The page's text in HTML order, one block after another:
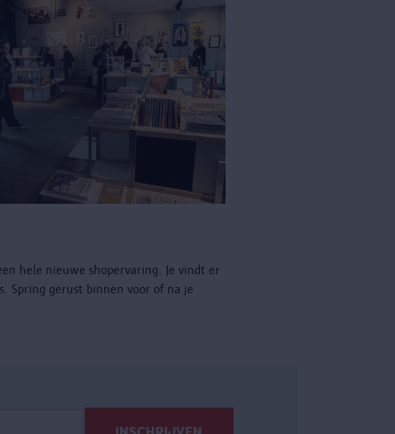
hele nieuwe shopervaring. Je vindt er
Spring gerust binnen voor of na je